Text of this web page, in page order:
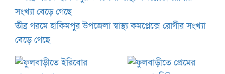
তীব্র গরমে হাকিমপুর উপজেলা স্বাস্থ্য কমপ্লেক্সে রোগীর সংখ্যা
বেড়ে গেছে